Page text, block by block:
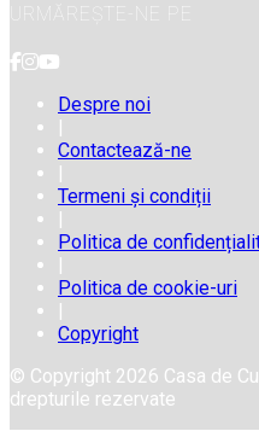
URMĂREȘTE-NE PE
Despre noi
|
Contactează-ne
|
Termeni și condiții
|
Politica de
|
Politica de cookie-uri
|
Copyright
© Copyright 2026 Casa de
drepturile rezervate